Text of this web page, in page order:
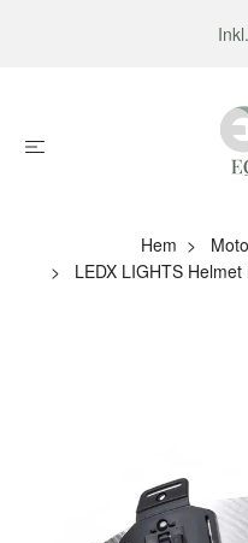
Hem Moto
LEDX LIGHTS